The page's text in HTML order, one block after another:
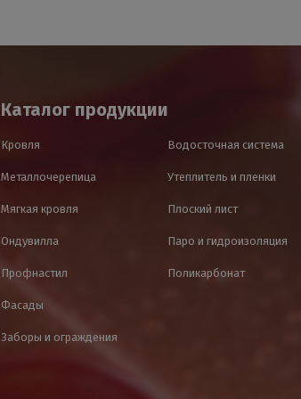
Каталог продукции
Кровля
Металлочерепица
Мягкая кровля
Ондувилла
Профнастил
Фасады
Заборы и ограждения
Водосточная система
Утеплитель и пленки
Плоский лист
Паро и гидроизоляция
Поликарбонат